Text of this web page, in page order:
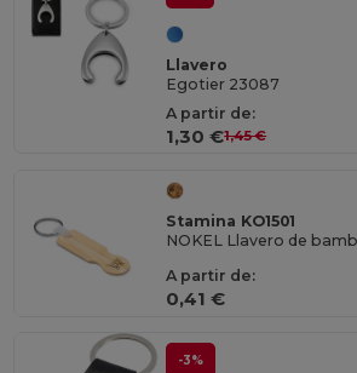
Llavero
Egotier 23087
A partir de:
1,30 €1,45 €
Stamina KO1501
A partir de:
0,41 €
-3%